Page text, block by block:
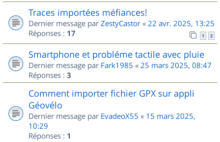
Traces importées méfiances!
Dernier message par ZestyCastor « 22 avr. 2025, 13:25
Réponses : 17 1 2
Smartphone et probléme tactile avec pluie
Dernier message par Fark1985 « 25 mars 2025, 08:47
Réponses : 3
Comment importer fichier GPX sur appli
Géovélo
Dernier message par EvadeoX55 « 15 mars 2025,
10:29
Réponses : 1